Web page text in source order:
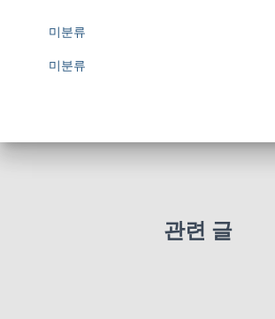
미분류
미분류
관련 글